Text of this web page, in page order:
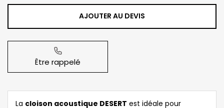
AJOUTER AU DEVIS
Être rappelé
La cloison acoustique DESERT est idéale pour